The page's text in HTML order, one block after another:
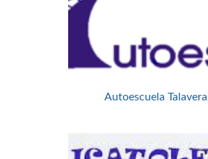
Autoescuela Talavera